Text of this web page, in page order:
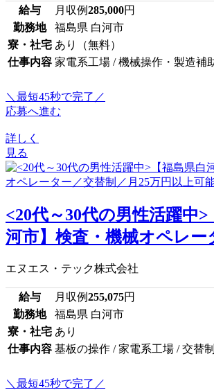
給与 月収例285,000円
勤務地
福島県 白河市
寮・社宅 あり（無料）
仕事内容 家電系工場 / 機械操作・製造補
＼最短45秒で完了／
応募へ進む
詳しく
見る
<20代～30代の男性活躍中>
河市】検査・機械オペレー
エヌエス・テック株式会社
給与 月収例255,075円
勤務地
福島県 白河市
寮・社宅 あり
仕事内容 基板の操作 / 家電系工場 / 交替制
＼最短45秒で完了／